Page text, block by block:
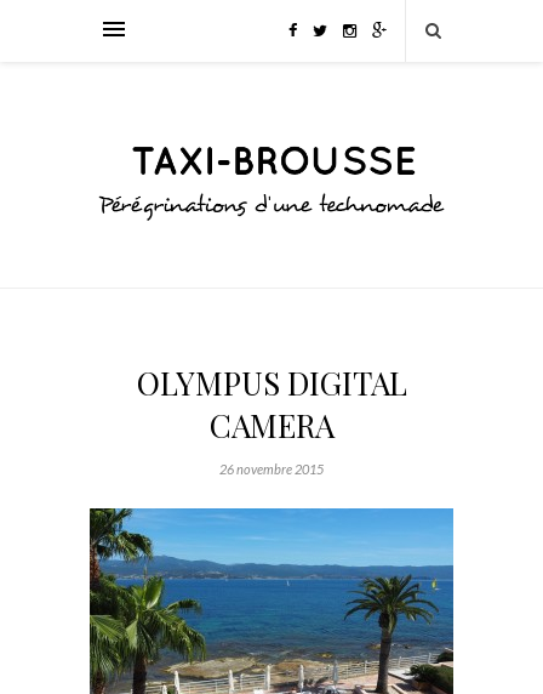
OLYMPUS DIGITAL
CAMERA
26 novembre 2015